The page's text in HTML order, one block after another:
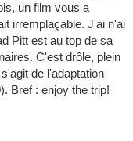
un film vous a
irremplaçable. J'ai n'ai
Pitt est au top de sa
C'est drôle, plein
de l'adaptation
Bref : enjoy the trip!